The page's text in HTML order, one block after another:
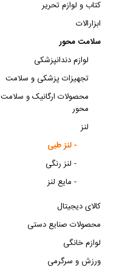
کتاب و لوازم تحریر
ابزارالات
سلامت محور
لوازم دندانپزشکی
تجهیزات پزشکی و سلامت
محصولات ارگانیک و سلامت
محور
لنز
لنز طبی -
لنز رنگی -
مایع لنز -
کالای دیجیتال
محصولات صنایع دستی
لوازم خانگی
ورزش و سرگرمی